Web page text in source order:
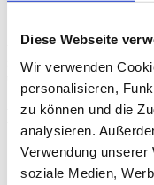
Diese Webseite
Wir verwenden
personalisieren,
zu können und die
analysieren.
Verwendung
soziale Medien,
Sie benötigen ein:
Das Rundum
Sorglos-Paket